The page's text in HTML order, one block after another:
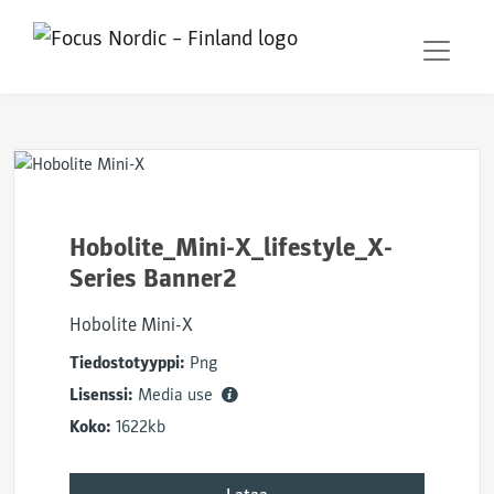
Hobolite_Mini-X_lifestyle_X-
Series Banner2
Hobolite Mini-X
Tiedostotyyppi: Png
Lisenssi: Media use
Koko: 1622kb